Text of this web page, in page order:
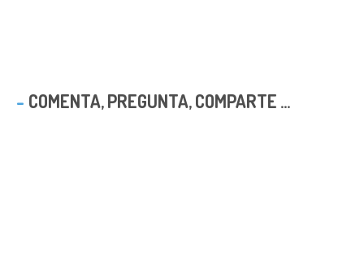
COMENTA, PREGUNTA, COMPARTE ...